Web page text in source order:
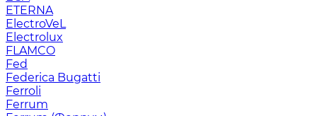
ETERNA
ElectroVeL
Electrolux
FLAMCO
Fed
Federica Bugatti
Ferroli
Ferrum